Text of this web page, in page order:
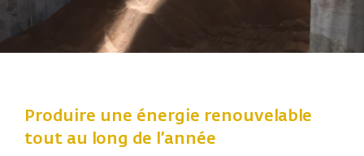
Produire une énergie renouvelable
tout au long de l’année